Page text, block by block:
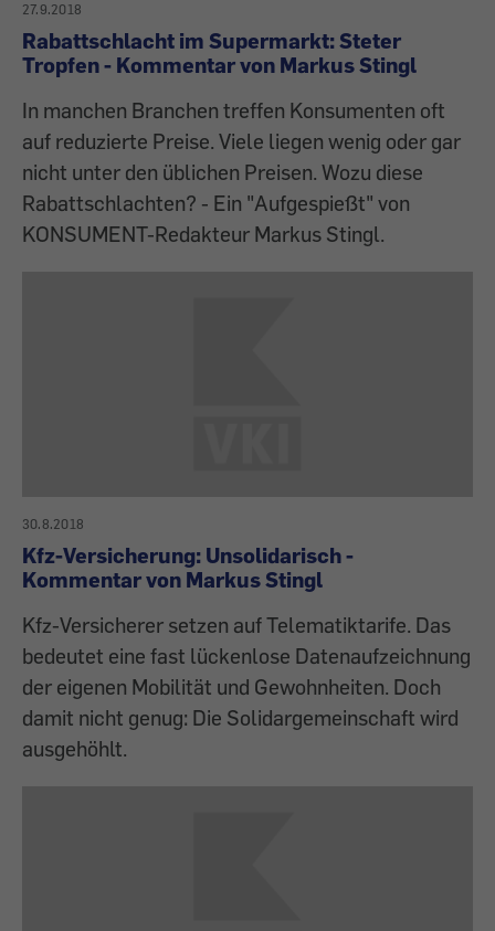
27.9.2018
Rabattschlacht im Supermarkt: Steter
Tropfen - Kommentar von Markus Stingl
In manchen Branchen treffen Konsumenten oft
auf reduzierte Preise. Viele liegen wenig oder gar
nicht unter den üblichen Preisen. Wozu diese
Rabattschlachten? - Ein "Aufgespießt" von
KONSUMENT-Redakteur Markus Stingl.
30.8.2018
Kfz-Versicherung: Unsolidarisch -
Kommentar von Markus Stingl
Kfz-Versicherer setzen auf Telematiktarife. Das
bedeutet eine fast lückenlose Datenaufzeichnung
der eigenen Mobilität und Gewohnheiten. Doch
damit nicht genug: Die Solidargemeinschaft wird
ausgehöhlt.